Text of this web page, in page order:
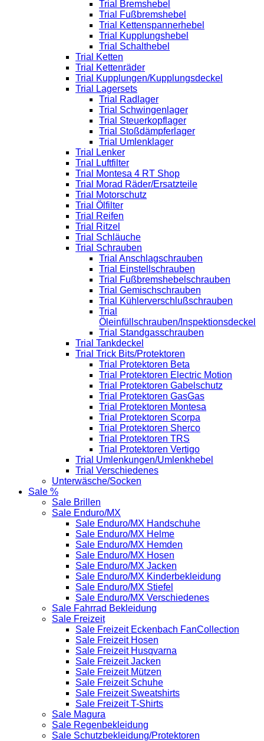
Trial Bremshebel
Trial Fußbremshebel
Trial Kettenspannerhebel
Trial Kupplungshebel
Trial Schalthebel
Trial Ketten
Trial Kettenräder
Trial Kupplungen/Kupplungsdeckel
Trial Lagersets
Trial Radlager
Trial Schwingenlager
Trial Steuerkopflager
Trial Stoßdämpferlager
Trial Umlenklager
Trial Lenker
Trial Luftfilter
Trial Montesa 4 RT Shop
Trial Morad Räder/Ersatzteile
Trial Motorschutz
Trial Ölfilter
Trial Reifen
Trial Ritzel
Trial Schläuche
Trial Schrauben
Trial Anschlagschrauben
Trial Einstellschrauben
Trial Fußbremshebelschrauben
Trial Gemischschrauben
Trial Kühlerverschlußschrauben
Trial
Öleinfüllschrauben/Inspektionsdeckel
Trial Standgasschrauben
Trial Tankdeckel
Trial Trick Bits/Protektoren
Trial Protektoren Beta
Trial Protektoren Electric Motion
Trial Protektoren Gabelschutz
Trial Protektoren GasGas
Trial Protektoren Montesa
Trial Protektoren Scorpa
Trial Protektoren Sherco
Trial Protektoren TRS
Trial Protektoren Vertigo
Trial Umlenkungen/Umlenkhebel
Trial Verschiedenes
Unterwäsche/Socken
Sale %
Sale Brillen
Sale Enduro/MX
Sale Enduro/MX Handschuhe
Sale Enduro/MX Helme
Sale Enduro/MX Hemden
Sale Enduro/MX Hosen
Sale Enduro/MX Jacken
Sale Enduro/MX Kinderbekleidung
Sale Enduro/MX Stiefel
Sale Enduro/MX Verschiedenes
Sale Fahrrad Bekleidung
Sale Freizeit
Sale Freizeit Eckenbach FanCollection
Sale Freizeit Hosen
Sale Freizeit Husqvarna
Sale Freizeit Jacken
Sale Freizeit Mützen
Sale Freizeit Schuhe
Sale Freizeit Sweatshirts
Sale Freizeit T-Shirts
Sale Magura
Sale Regenbekleidung
Sale Schutzbekleidung/Protektoren